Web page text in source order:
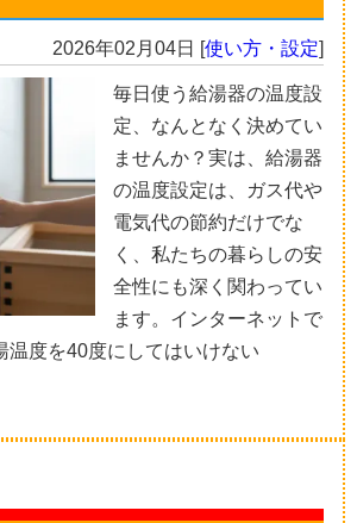
2026年02月04日 [使い方・設定]
毎日使う給湯器の温度設
定、なんとなく決めてい
ませんか？実は、給湯器
の温度設定は、ガス代や
電気代の節約だけでな
く、私たちの暮らしの安
全性にも深く関わってい
ます。インターネットで
温度を40度にしてはいけない